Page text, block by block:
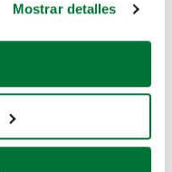
ubicación geográfica
activamente
(huellas
Mostrar detalles